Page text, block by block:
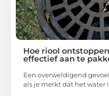
Hoe riool
effectief aan te
Een overweldigend
als je merkt dat het water